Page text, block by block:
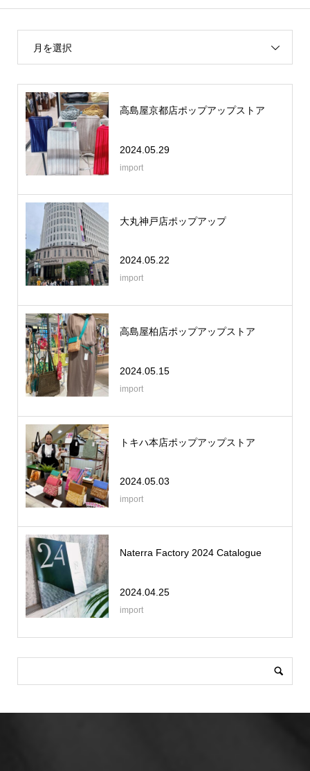
月を選択
高島屋京都店ポップアップストア
2024.05.29
import
大丸神戸店ポップアップ
2024.05.22
import
高島屋柏店ポップアップストア
2024.05.15
import
トキハ本店ポップアップストア
2024.05.03
import
Naterra Factory 2024 Catalogue
2024.04.25
import